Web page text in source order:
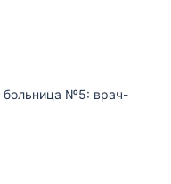
больница №5: врач-